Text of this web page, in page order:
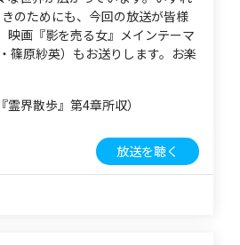
のためにも、今回の放送が皆様
映画『影を売る女』メインテーマ
篠原紗英）もお送りします。お楽
界散歩』第4章所収）
放送を聴く